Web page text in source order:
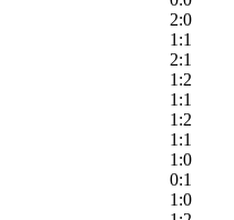
2:0
1:1
2:1
1:2
1:1
1:2
1:1
1:0
0:1
1:0